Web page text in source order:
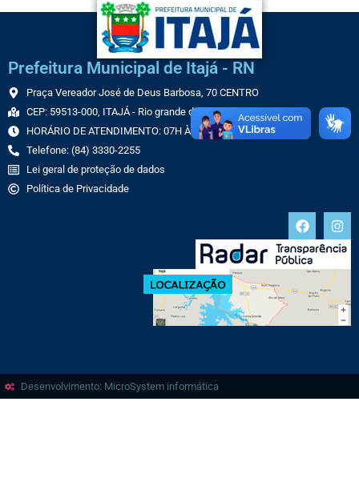
Prefeitura Municipal de Itajá - RN
Praça Vereador José de Deus Barbosa, 70 CENTRO
CEP: 59513-000, ITAJÁ - Rio grande do Norte
HORÁRIO DE ATENDIMENTO: 07H ÀS 13H
Telefone: (84) 3330-2255
Lei geral de proteção de dados
Política de Privacidade
Desenvolvimento: MicroSystem informática